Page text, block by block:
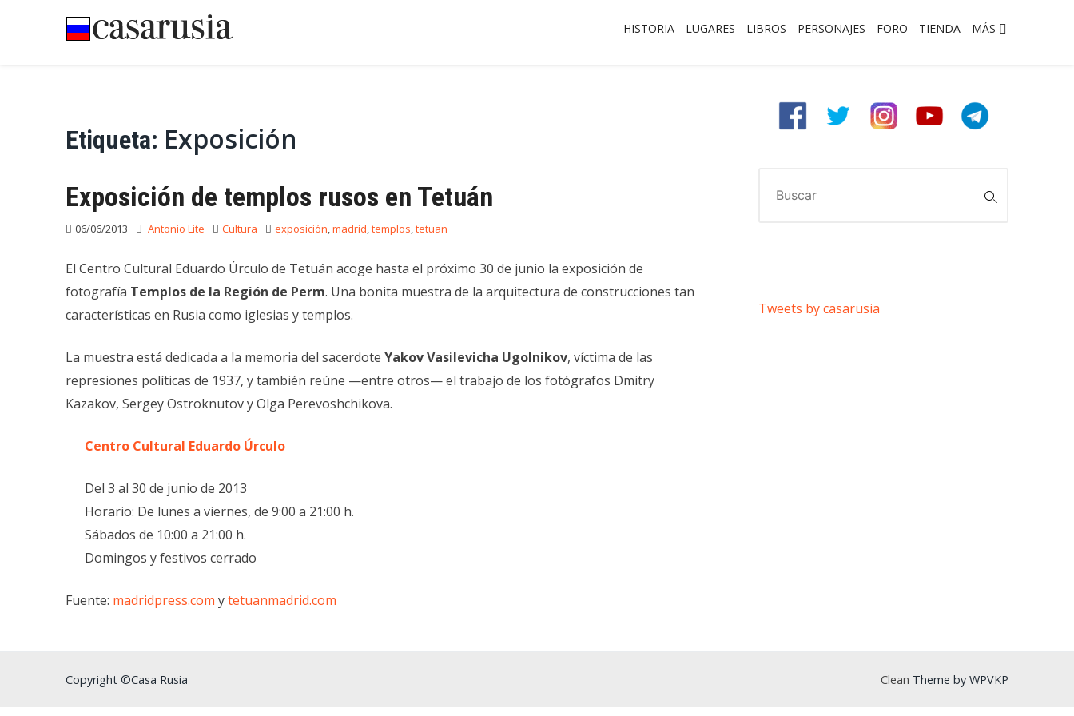
HISTORIA LUGARES LIBROS PERSONAJES FORO TIENDA MÁS
Etiqueta: Exposición
Exposición de templos rusos en Tetuán
06/06/2013 Antonio Lite Cultura exposición,madrid,templos,tetuan
El Centro Cultural Eduardo Úrculo de Tetuán acoge hasta el próximo 30 de junio la exposición de
fotografía Templos de la Región de Perm. Una bonita muestra de la arquitectura de construcciones tan
características en Rusia como iglesias y templos.
La muestra está dedicada a la memoria del sacerdote Yakov Vasilevicha Ugolnikov, víctima de las
represiones políticas de 1937, y también reúne —entre otros— el trabajo de los fotógrafos Dmitry
Kazakov, Sergey Ostroknutov y Olga Perevoshchikova.
Centro Cultural Eduardo Úrculo
Del 3 al 30 de junio de 2013
Horario: De lunes a viernes, de 9:00 a 21:00 h.
Sábados de 10:00 a 21:00 h.
Domingos y festivos cerrado
Fuente: madridpress.com ytetuanmadrid.com
Tweets by casarusia
Copyright ©Casa Rusia Clean Theme by WPVKP